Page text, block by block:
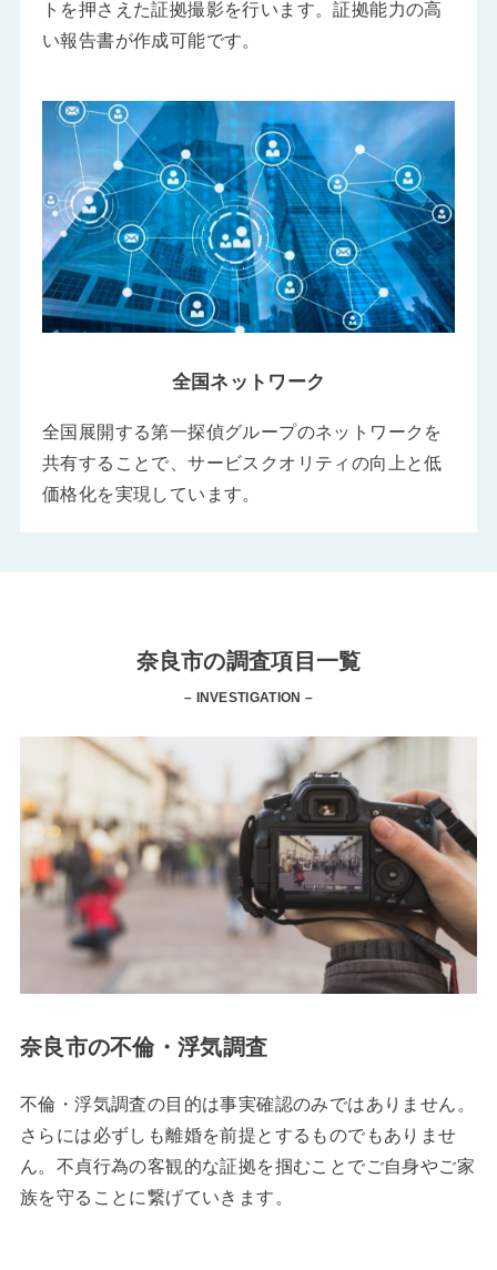
トを押さえた証拠撮影を行います。証拠能力の高
い報告書が作成可能です。
全国ネットワーク
全国展開する第一探偵グループのネットワークを
共有することで、サービスクオリティの向上と低
価格化を実現しています。
奈良市の調査項目一覧
– INVESTIGATION –
奈良市の不倫・浮気調査
不倫・浮気調査の目的は事実確認のみではありません。
さらには必ずしも離婚を前提とするものでもありませ
ん。不貞行為の客観的な証拠を掴むことでご自身やご家
族を守ることに繋げていきます。